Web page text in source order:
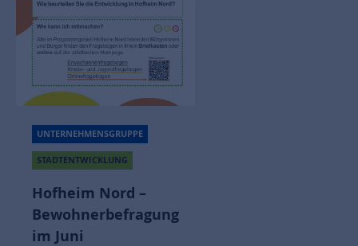
UNTERNEHMENSGRUPPE
STADTENTWICKLUNG
Hofheim Nord –
Bewohnerbefragung
im Juni